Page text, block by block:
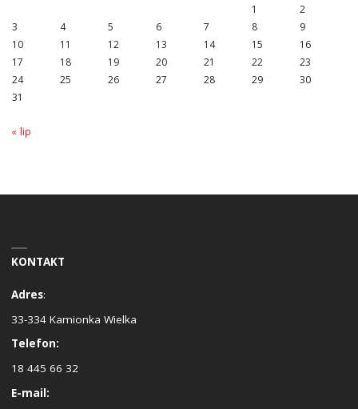
1
2
3
4 5 6 7 8
9
10
11 12 13 14 15
16
17
18 19 20 21 22
23
24
25 26 27 28 29
30
31
« lip
KONTAKT
Adres:
33-334 Kamionka Wielka
Telefon:
18 445 66 32
E-mail: